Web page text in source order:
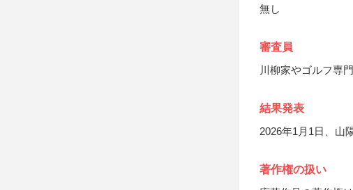
無し
審査員
川柳家やゴルフ専
結果発表
2026年1月1日、山
著作権の扱い